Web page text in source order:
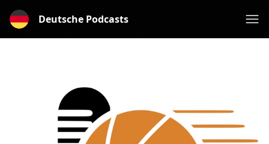
Deutsche Podcasts